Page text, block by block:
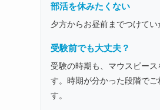
部活を休みたくない
夕方からお昼前までつけて
受験前でも大丈夫？
受験の時期も、マウスピー
す。時期が分かった段階で
す。